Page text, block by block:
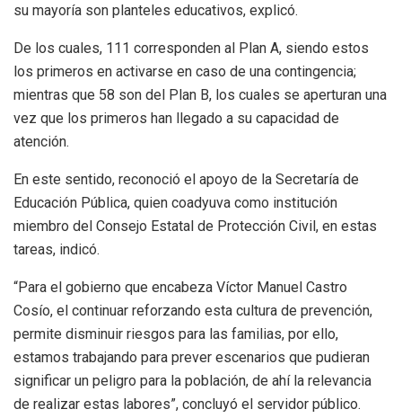
su mayoría son planteles educativos, explicó.
De los cuales, 111 corresponden al Plan A, siendo estos
los primeros en activarse en caso de una contingencia;
mientras que 58 son del Plan B, los cuales se aperturan una
vez que los primeros han llegado a su capacidad de
atención.
En este sentido, reconoció el apoyo de la Secretaría de
Educación Pública, quien coadyuva como institución
miembro del Consejo Estatal de Protección Civil, en estas
tareas, indicó.
“Para el gobierno que encabeza Víctor Manuel Castro
Cosío, el continuar reforzando esta cultura de prevención,
permite disminuir riesgos para las familias, por ello,
estamos trabajando para prever escenarios que pudieran
significar un peligro para la población, de ahí la relevancia
de realizar estas labores”, concluyó el servidor público.